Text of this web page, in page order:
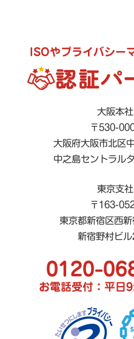
ISOやプライバシー
大阪本社
〒530-
大阪府大阪市北区
中之島セントラル
東京支社
〒163-
東京都新宿区西
新宿野村ビ
0120-
お電話受付：平日